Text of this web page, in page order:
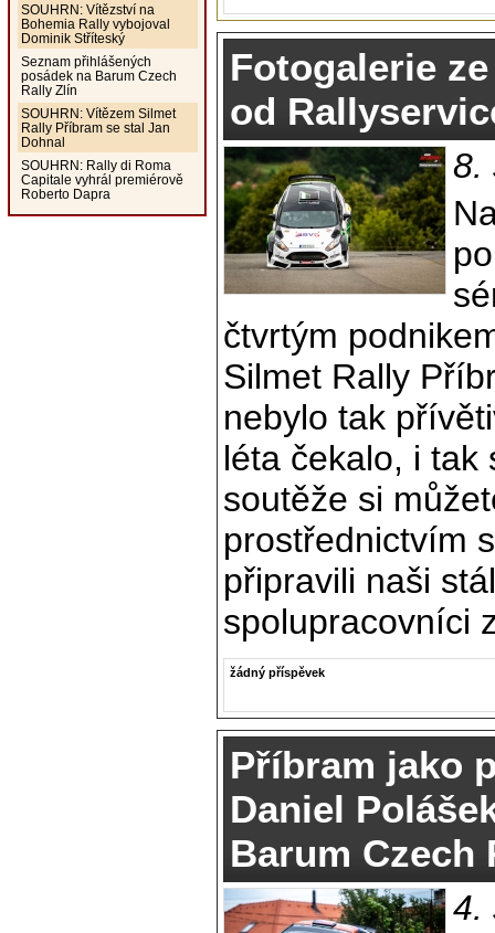
SOUHRN: Vítězství na
Bohemia Rally vybojoval
Dominik Stříteský
Seznam přihlášených
posádek na Barum Czech
Rally Zlín
SOUHRN: Vítězem Silmet
Rally Příbram se stal Jan
Dohnal
SOUHRN: Rally di Roma
Capitale vyhrál premiérově
Roberto Dapra
Fotogalerie
od
8.
čtvrtým
Silmet Rally
nebylo tak
léta čekalo, i tak
soutěže si
prostřednictvím
připravili naši
spolupracovníci
žádný příspěvek
Příbram jako
Daniel
Barum Czech
4.